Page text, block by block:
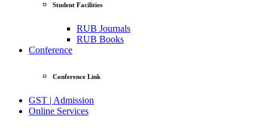
Student Facilities
RUB Journals
RUB Books
Conference
Conference Link
GST | Admission
Online Services